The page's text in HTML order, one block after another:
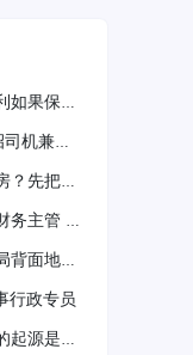
将采取反制措施
职 40 小时）
班牙买房，但不知道自己
全保双休
口左边有单人双人房
行政专员
是什么？